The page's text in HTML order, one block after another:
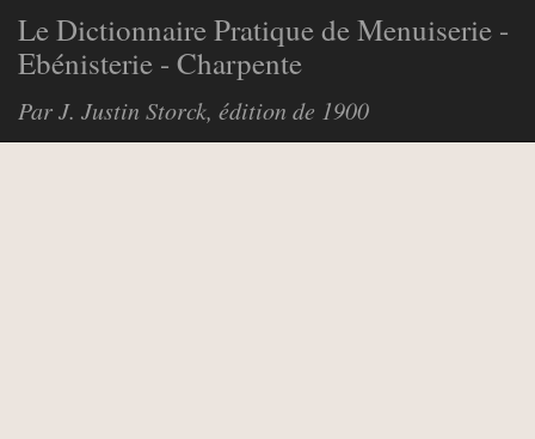
Le Dictionnaire Pratique de Menuiserie -
Ebénisterie - Charpente
Par J. Justin Storck, édition de 1900